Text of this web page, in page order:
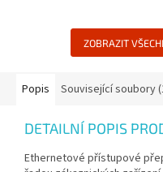
ZOBRAZIT
Popis Související soubory
DETAILNÍ POPIS
Ethernetové přístupové